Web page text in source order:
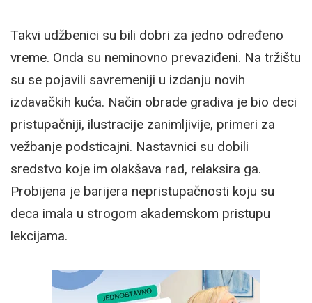
Takvi udžbenici su bili dobri za jedno određeno
vreme. Onda su neminovno prevaziđeni. Na tržištu
su se pojavili savremeniji u izdanju novih
izdavačkih kuća. Način obrade gradiva je bio deci
pristupačniji, ilustracije zanimljivije, primeri za
vežbanje podsticajni. Nastavnici su dobili
sredstvo koje im olakšava rad, relaksira ga.
Probijena je barijera nepristupačnosti koju su
deca imala u strogom akademskom pristupu
lekcijama.